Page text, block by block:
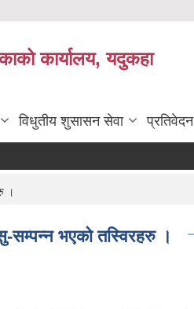
कार्यालय, यदुकहा
विधुतीय शुसासन सेवा प्रतिवेदन
।
सम्पन्न भएको तस्विरहरु ।